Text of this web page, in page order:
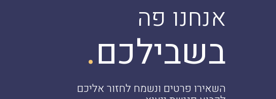
אנחנו פה
בשבילכם.
השאירו פרטים ונשמח לחזור אליכם